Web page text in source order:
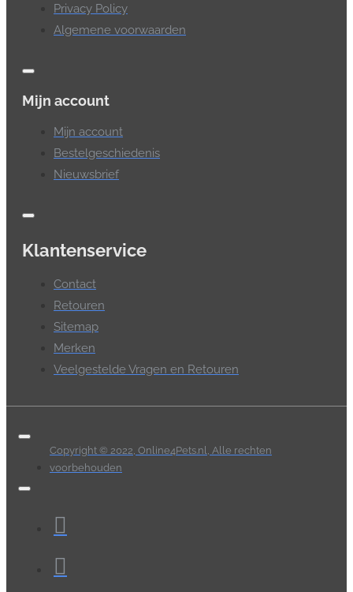
Privacy Policy
Algemene voorwaarden
Mijn account
Mijn account
Bestelgeschiedenis
Nieuwsbrief
Klantenservice
Contact
Retouren
Sitemap
Merken
Veelgestelde Vragen en Retouren
Copyright © 2022, Online4Pets.nl, Alle rechten
voorbehouden